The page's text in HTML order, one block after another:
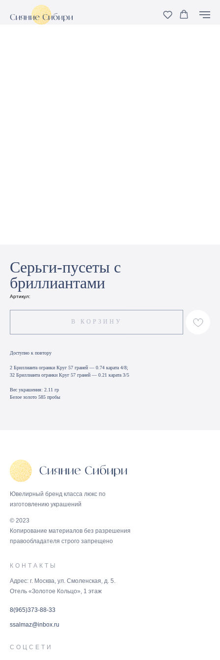
Серьги-пусеты с
бриллиантами
Артикул:
В КОРЗИНУ
Доступно к повтору
2 Бриллианта огранки Круг 57 граней — 0.74 карата 4/8;
32 Бриллианта огранки Круг 57 граней — 0.21 карата 3/5
Вес украшения: 2.11 гр
Белое золото 585 пробы
Ювелирный бренд класса люкс по
изготовлению украшений
© 2023
Копирование материалов без разрешения
правообладателя строго запрещено
КОНТАКТЫ
8(965)373-88-33
ssalmaz@inbox.ru
Адрес: г. Москва, ул. Смоленская, д. 5.
Отель «Золотое Кольцо», 1 этаж
СОЦСЕТИ